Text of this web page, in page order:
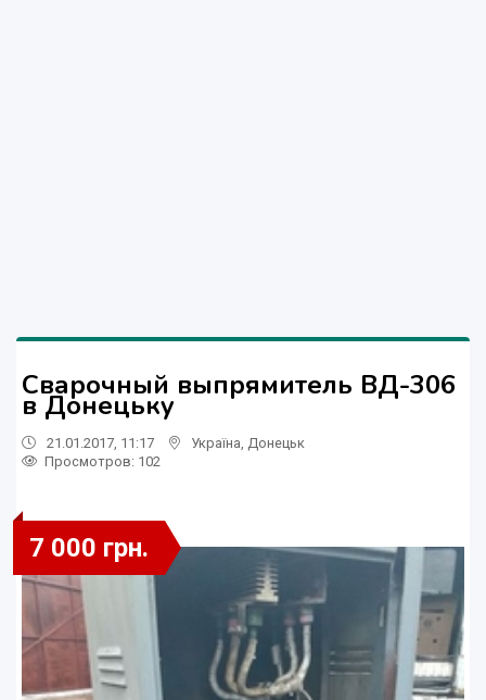
Сварочный выпрямитель ВД-306
в Донецьку
21.01.2017, 11:17 Україна Донецьк
Просмотров: 102
7 000 грн.